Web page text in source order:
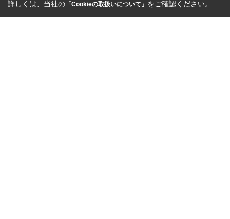
詳しくは、当社の 「Cookieの取扱いについて」 をご確認ください。